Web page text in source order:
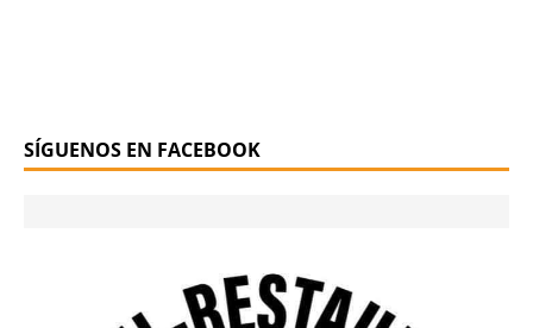
SÍGUENOS EN FACEBOOK